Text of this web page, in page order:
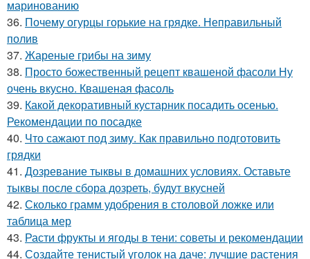
маринованию
36. Почему огурцы горькие на грядке. Неправильный
полив
37. Жареные грибы на зиму
38. Просто божественный рецепт квашеной фасоли Ну
очень вкусно. Квашеная фасоль
39. Какой декоративный кустарник посадить осенью.
Рекомендации по посадке
40. Что сажают под зиму. Как правильно подготовить
грядки
41. Дозревание тыквы в домашних условиях. Оставьте
тыквы после сбора дозреть, будут вкусней
42. Сколько грамм удобрения в столовой ложке или
таблица мер
43. Расти фрукты и ягоды в тени: советы и рекомендации
44. Создайте тенистый уголок на даче: лучшие растения